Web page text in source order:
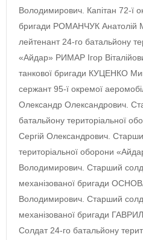
Володимирович. Капітан 72-ї
бригади РОМАНЧУК Анатолій
лейтенант 24-го батальйону
«Айдар» РИМАР Ігор
танкової бригади КУЦЕНКО
сержант 95-ї окремої
Олександр Олександрович.
батальйону територіальної
Сергій Олександрович.
територіальної оборони
Володимирович. Старший
механізованої бригади
Володимирович. Старший
механізованої бригади
Солдат 24-го батальйону